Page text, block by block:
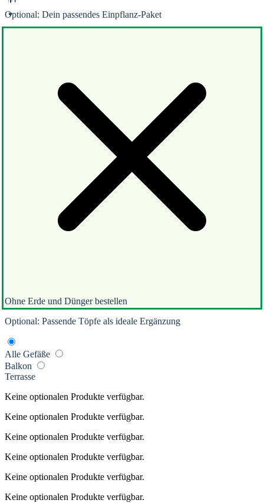
Optional: Dein passendes Einpflanz-Paket
Ohne Erde und Dünger bestellen
Optional: Passende Töpfe als ideale Ergänzung
Alle Gefäße
Balkon
Terrasse
Keine optionalen Produkte verfügbar.
Keine optionalen Produkte verfügbar.
Keine optionalen Produkte verfügbar.
Keine optionalen Produkte verfügbar.
Keine optionalen Produkte verfügbar.
Keine optionalen Produkte verfügbar.